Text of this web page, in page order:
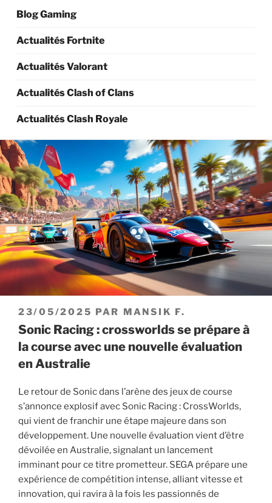
Blog Gaming
Actualités Fortnite
Actualités Valorant
Actualités Clash of Clans
Actualités Clash Royale
PUBLIÉ
LE
23/05/2025 PAR MANSIK F.
Sonic Racing : crossworlds se prépare à
la course avec une nouvelle évaluation
en Australie
Le retour de Sonic dans l’arène des jeux de course
s’annonce explosif avec Sonic Racing : CrossWorlds,
qui vient de franchir une étape majeure dans son
développement. Une nouvelle évaluation vient d’être
dévoilée en Australie, signalant un lancement
imminant pour ce titre prometteur. SEGA prépare une
expérience de compétition intense, alliant vitesse et
innovation, qui ravira à la fois les passionnés de